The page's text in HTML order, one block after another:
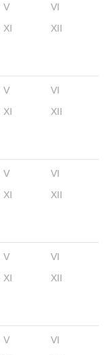
V
VI
XI XII
V
VI
XI XII
V
VI
XI XII
V
VI
XI XII
V
VI